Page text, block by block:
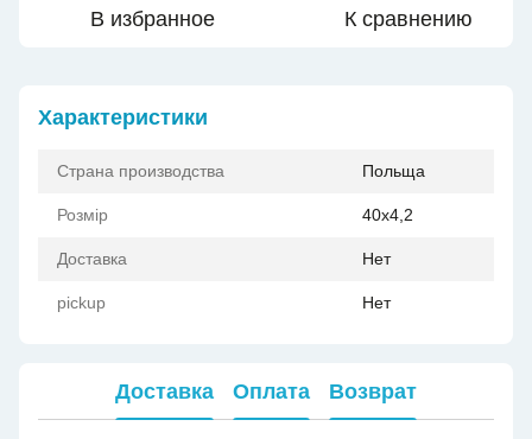
В избранное К сравнению
Характеристики
Страна производства Польща
Розмір 40x4,2
Доставка Нет
pickup Нет
Доставка Оплата Возврат